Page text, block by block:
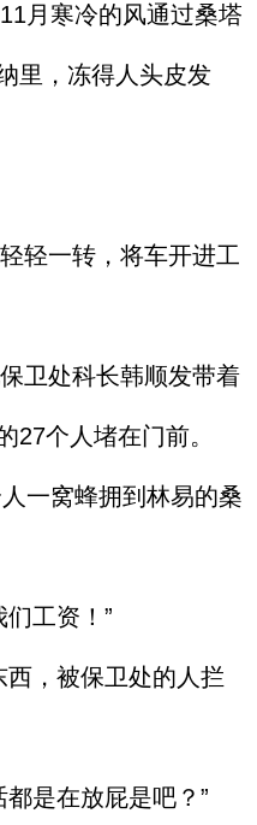
月寒冷的风通过桑塔
里，冻得人头皮发
轻一转，将车开进工
卫处科长韩顺发带着
27个人堵在门前。
一窝蜂拥到林易的桑
工资！”
，被保卫处的人拦
是在放屁是吧？”